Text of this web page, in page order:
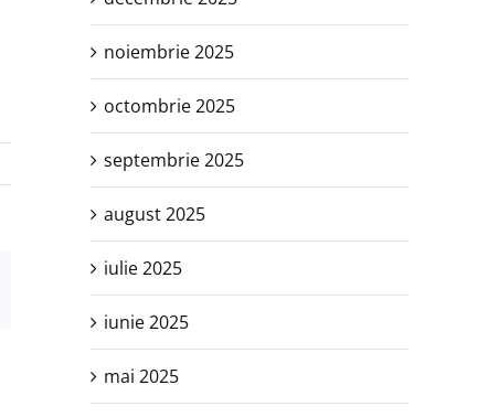
noiembrie 2025
octombrie 2025
septembrie 2025
august 2025
iulie 2025
iunie 2025
mai 2025